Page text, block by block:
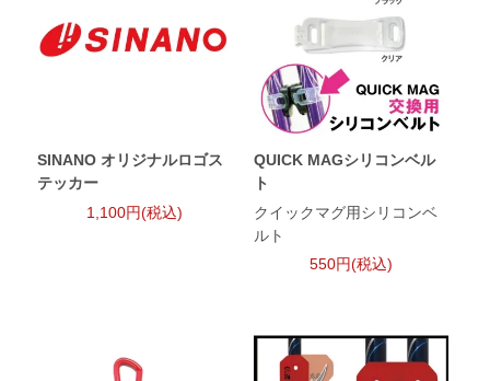
SINANO オリジナルロゴス
テッカー
1,100円(税込)
QUICK MAGシリコンベル
ト
クイックマグ用シリコンベ
ルト
550円(税込)